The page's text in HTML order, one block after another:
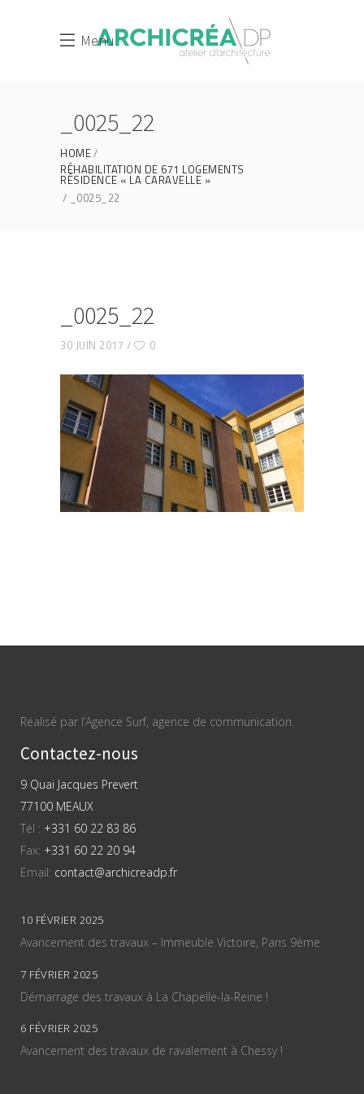
Menu
_0025_22
HOME
RÉHABILITATION DE 671 LOGEMENTS
RÉSIDENCE « LA CARAVELLE »
_0025_22
_0025_22
30 JUIN 2017 0
Réalisé par l’Agence Surf, agence de communication.
Contactez-nous
9 Quai Jacques Prevert
77100 MEAUX
Tél : +331 60 22 83 86
Fax: +331 60 22 20 94
Email: contact@archicreadp.fr
10 FÉVRIER 2025
Avancement des travaux – Immeuble Victoire, Paris 9ème
7 FÉVRIER 2025
Démarrage des travaux à La Chapelle-la-Reine !
6 FÉVRIER 2025
Avancement des travaux de ravalement à Chessy !